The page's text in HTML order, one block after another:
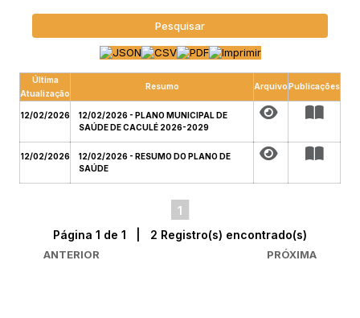
Pesquisar
Última
Atualização
Resumo ArquivoPublicações
12/02/2026
12/02/2026 - PLANO MUNICIPAL DE
SAÚDE DE CACULÉ 2026-2029
12/02/2026
12/02/2026 - RESUMO DO PLANO DE
SAÚDE
1
ANTERIOR
Página 1 de 1 | 2 Registro(s) encontrado(s)
PRÓXIMA